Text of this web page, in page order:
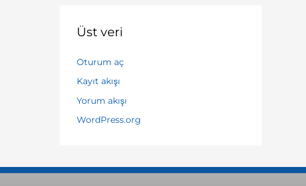
Üst veri
Oturum aç
Kayıt akışı
Yorum akışı
WordPress.org